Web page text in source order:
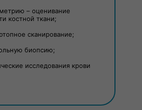
– оценивание
костной ткани;
сканирование;
биопсию;
исследования крови